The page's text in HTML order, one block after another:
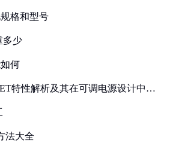
格和型号
多少
何
特性解析及其在可调电源设计中的
法大全